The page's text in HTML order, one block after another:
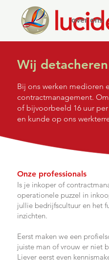
over ons
Wij
Bij ons werken medioren
contractmanagement.
of bijvoorbeeld 16 uur
en kunde op ons
Onze professionals
Is je inkoper of
operationele puzzel in
jullie bedrijfscultuur en het
inzichten.
Eerst maken we een
juiste man of vrouw er niet
Liever eerst even